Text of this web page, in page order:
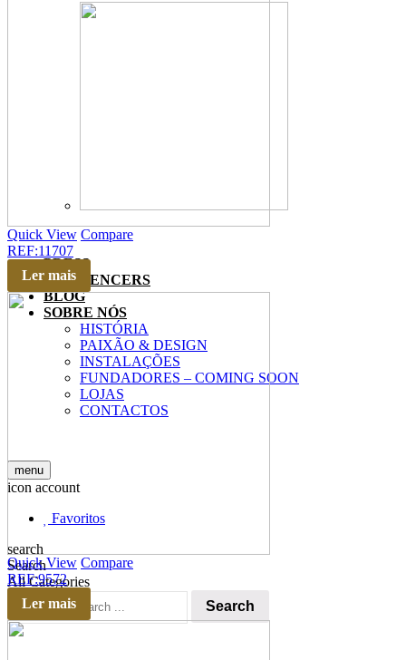
PRESS
INFLUENCERS
BLOG
SOBRE NÓS
HISTÓRIA
PAIXÃO & DESIGN
INSTALAÇÕES
FUNDADORES – COMING SOON
LOJAS
CONTACTOS
menu
icon account
Favoritos
search
Search
All Categories
Search
Quick View Compare
REF:11707
Ler mais
Quick View Compare
REF:9572
Ler mais